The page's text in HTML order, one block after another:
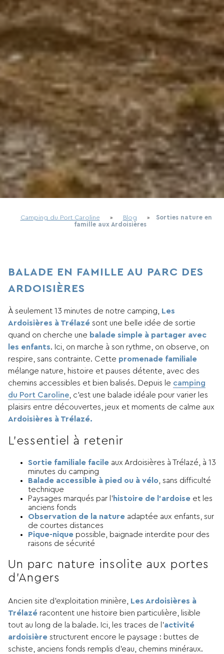
Camping du Port Caroline » Blog »
Sorties nature en
famille aux Ardoisières
BALADE EN FAMILLE AU PARC DES
ARDOISIÈRES
À seulement 13 minutes de notre camping, Les
Ardoisières à Trélazé sont une belle idée de sortie
quand on cherche une balade simple à partager avec
les enfants. Ici, on marche à son rythme, on observe, on
respire, sans contrainte. Cette promenade familiale
mélange nature, histoire et pauses détente, avec des
chemins accessibles et bien balisés. Depuis le camping
du Port Caroline , c’est une balade idéale pour varier les
plaisirs entre découvertes, jeux et moments de calme aux
Ardoisières à Trélazé.
L’essentiel à retenir
Sortie familiale facile aux Ardoisières à Trélazé, à 13
minutes du camping
Balade accessible à pied ou à vélo, sans difficulté
technique
Paysages marqués par l’ histoire de l’ardoise et les
anciens fonds
Observation de la nature adaptée aux enfants, sur
de courtes distances
Pique-nique possible, baignade interdite pour des
raisons de sécurité
Un parc nature insolite aux portes
d’Angers
Ancien site d’exploitation minière, Les Ardoisières à
Trélazé racontent une histoire bien particulière, lisible
tout au long de la balade. Ici, les traces de l’activité
ardoisière structurent encore le paysage : buttes de
schiste, anciens fonds remplis d’eau, chemins minéraux.